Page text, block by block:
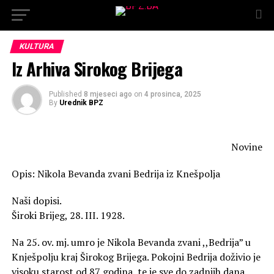
KULTURA
Iz Arhiva Sirokog Brijega
Published 8 mjeseci ago on 4 prosinca, 2025
By Urednik BPZ
Novine
Opis: Nikola Bevanda zvani Bedrija iz Knešpolja
Naši dopisi.
Široki Brijeg, 28. III. 1928.
Na 25. ov. mj. umro je Nikola Bevanda zvani ,,Bedrija” u
Knješpolju kraj Širokog Brijega. Pokojni Bedrija doživio je